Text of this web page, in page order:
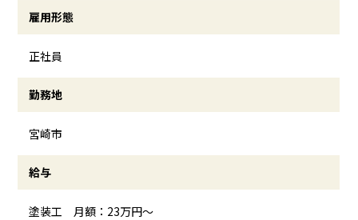
雇用形態
正社員
勤務地
宮崎市
給与
塗装工 月額：23万円～